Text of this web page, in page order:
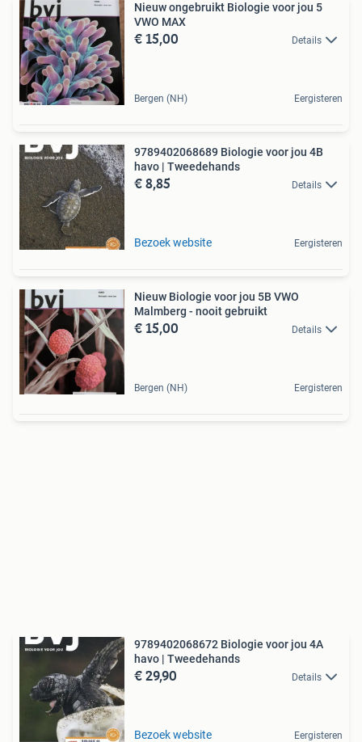
Nieuw ongebruikt Biologie voor jou 5
VWO MAX
€ 15,00 Details
Bergen (NH) Eergisteren
9789402068689 Biologie voor jou 4B
havo | Tweedehands
€ 8,85 Details
Bezoek website Eergisteren
Nieuw Biologie voor jou 5B VWO
Malmberg - nooit gebruikt
€ 15,00 Details
Bergen (NH) Eergisteren
9789402068672 Biologie voor jou 4A
havo | Tweedehands
€ 29,90 Details
Bezoek website Eergisteren